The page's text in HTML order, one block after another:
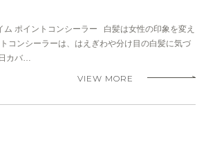
ム ポイントコンシーラー 白髪は女性の印象を変え
ンシーラーは、はえぎわや分け目の白髪に気づ
カバ…
VIEW MORE